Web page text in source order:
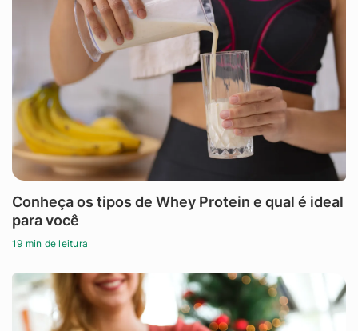
Conheça os tipos de Whey Protein e qual é ideal
para você
19 min de leitura